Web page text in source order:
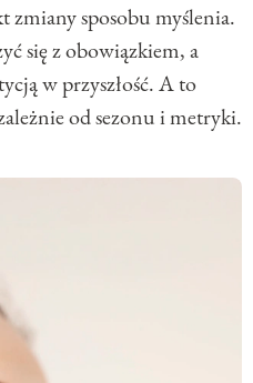
zmiany sposobu myślenia.
się z obowiązkiem, a
w przyszłość. A to
od sezonu i metryki.